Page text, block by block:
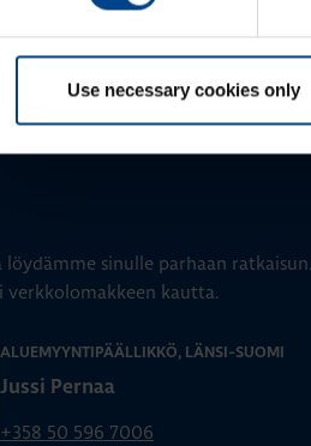
Use necessary cookies only
sinulle parhaan
verkkolomakkeen kautta.
ALUEMYYNTIPÄÄLLIKKÖ, LÄNSI-SUOMI
Jussi Pernaa
+358 50 596 7006